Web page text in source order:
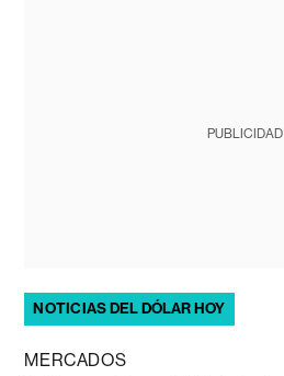
PUBLICIDAD
NOTICIAS DEL DÓLAR HOY
MERCADOS